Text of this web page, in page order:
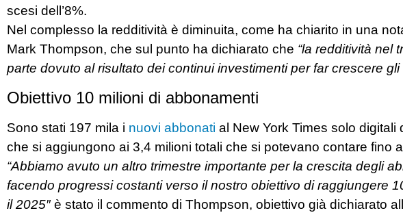
scesi dell’8%.
Nel complesso la redditività è diminuita, come ha chiarito in una
Mark Thompson, che sul punto ha dichiarato che “la redditività nel
parte dovuto al risultato dei continui investimenti per far crescere gli
Obiettivo 10 milioni di abbonamenti
Sono stati 197 mila i nuovi abbonati al New York Times solo
che si aggiungono ai 3,4 milioni totali che si potevano contare fino
“Abbiamo avuto un altro trimestre importante per la crescita degli
facendo progressi costanti verso il nostro obiettivo di raggiungere
il 2025″è stato il commento di Thompson, obiettivo già dichiarato